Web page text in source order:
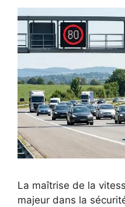
La maîtrise de la
majeur dans la